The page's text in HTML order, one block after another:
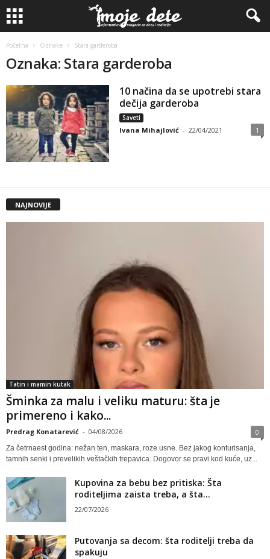
Početna Oznake Stara garderoba
Oznaka: Stara garderoba
10 načina da se upotrebi stara
dečija garderoba
Saveti
Ivana Mihajlović - 22/04/2021 1
NAJNOVIJE
Tatin i mamin kutak
Šminka za malu i veliku maturu: šta je
primereno i kako...
Predrag Konatarević - 04/08/2026 0
Za četrnaest godina: nežan ten, maskara, roze usne. Bez jakog konturisanja,
tamnih senki i prevelikih veštačkih trepavica. Dogovor se pravi kod kuće, uz...
Kupovina za bebu bez pritiska: Šta
roditeljima zaista treba, a šta...
22/07/2026
Putovanja sa decom: šta roditelji treba da
spakuju